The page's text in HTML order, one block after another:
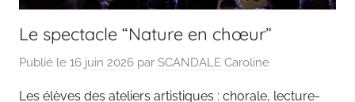
Le spectacle “Nature en chœur”
Publié le 16 juin 2026 par SCANDALE Caroline
Les élèves des ateliers artistiques : chorale, lecture-